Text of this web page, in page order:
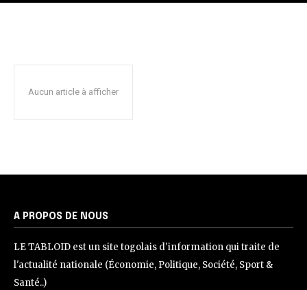
Aucun article à afficher
A PROPOS DE NOUS
LE TABLOID est un site togolais d'information qui traite de
l'actualité nationale (Économie, Politique, Société, Sport &
Santé..)